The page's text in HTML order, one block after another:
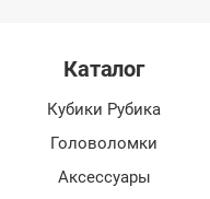
Каталог
Кубики Рубика
Головоломки
Аксессуары